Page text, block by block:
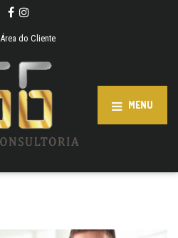
Área do Cliente
MENU